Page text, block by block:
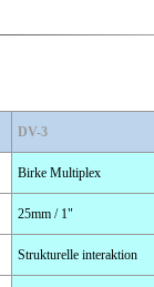
DV-3
Birke Multiplex
25mm / 1"
Strukturelle interaktion